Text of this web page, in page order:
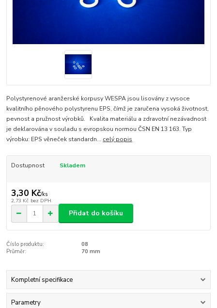
Polystyrenové aranžerské korpusy WESPA jsou lisovány z vysoce
kvalitního pěnového polystyrenu EPS, čímž je zaručena vysoká životnost,
pevnost a pružnost výrobků. Kvalita materiálu a zdravotní nezávadnost
je deklarována v souladu s evropskou normou ČSN EN 13 163. Typ
výrobku: EPS věneček standardn... celý popis
Dostupnost Skladem
3,30 Kč/ks
2,73 Kč bez DPH
Přidat do košíku
Číslo produktu:
08
Průměr:
70 mm
Kompletní specifikace
Parametry